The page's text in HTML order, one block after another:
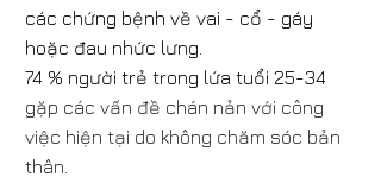
các chứng bệnh về vai - cổ - gáy
hoặc đau nhức lưng.
74 % người trẻ trong lứa tuổi 25-34
gặp các vấn đề chán nản với công
việc hiện tại do không chăm sóc bản
thân.